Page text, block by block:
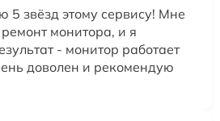
5 звёзд этому сервису! Мне
монитора, и я
- монитор работает
доволен и рекомендую